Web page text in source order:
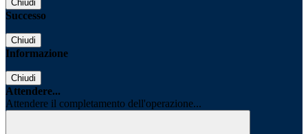
Chiudi
Successo
Chiudi
Informazione
Chiudi
Attendere...
Attendere il completamento dell'operazione...